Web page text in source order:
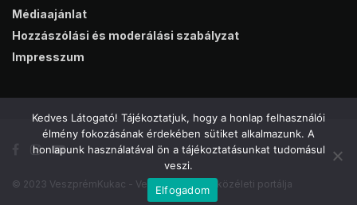
Médiaajánlat
Hozzászólási és moderálási szabályzat
Impresszum
© 2023 VeszprémKukac - Veszprém online közéleti portálja
Kedves Látogató! Tájékoztatjuk, hogy a honlap felhasználói
élmény fokozásának érdekében sütiket alkalmazunk. A
honlapunk használatával ön a tájékoztatásunkat tudomásul
veszi.
Elfogadom